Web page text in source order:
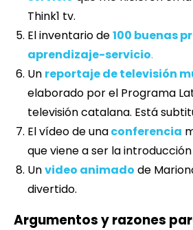
Think1 tv.
El inventario de100 buenas
aprendizaje-servicio.
Un reportaje de televisión
elaborado por el Programa
televisión catalana. Está
El vídeo de unaconferencia
que viene a ser la
Unvideo animado de
divertido.
Argumentos y razones